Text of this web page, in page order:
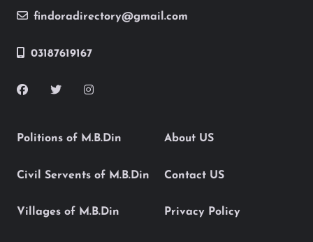
findoradirectory@gmail.com
03187619167
Politions of M.B.Din
Civil Servents of M.B.Din
Villages of M.B.Din
About US
Contact US
Privacy Policy